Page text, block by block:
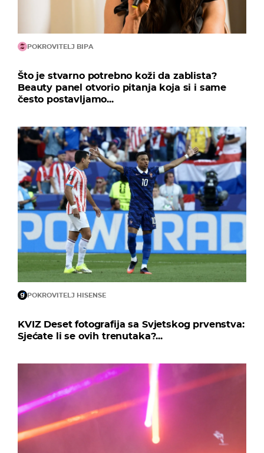
POKROVITELJ BIPA
Što je stvarno potrebno koži da zablista?
Beauty panel otvorio pitanja koja si i same
često postavljamo...
POKROVITELJ HISENSE
KVIZ Deset fotografija sa Svjetskog prvenstva:
Sjećate li se ovih trenutaka?...